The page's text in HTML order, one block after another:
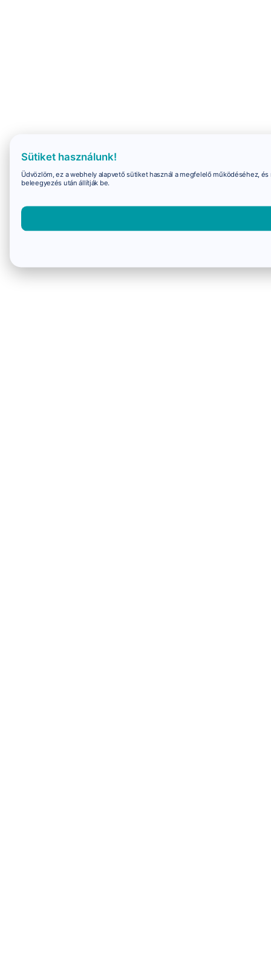
Sütiket használunk!
Üdvözlöm, ez a webhely alapvető sütiket használ a megfelelő működéséhez,
beleegyezés után állítják be.